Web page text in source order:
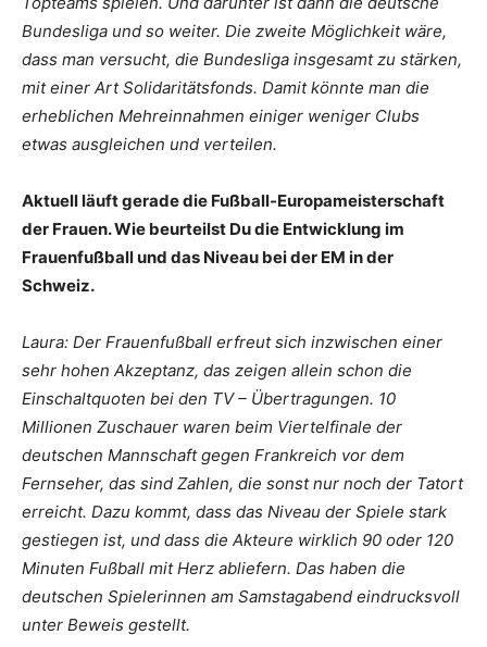
Bundesliga und so weiter. Die zweite Möglichkeit wäre,
dass man versucht, die Bundesliga insgesamt zu stärken,
mit einer Art Solidaritätsfonds. Damit könnte man die
erheblichen Mehreinnahmen einiger weniger Clubs
etwas ausgleichen und verteilen.
Aktuell läuft gerade die Fußball-Europameisterschaft
der Frauen. Wie beurteilst Du die Entwicklung im
Frauenfußball und das Niveau bei der EM in der
Schweiz.
Laura: Der Frauenfußball erfreut sich inzwischen einer
sehr hohen Akzeptanz, das zeigen allein schon die
Einschaltquoten bei den TV – Übertragungen. 10
Millionen Zuschauer waren beim Viertelfinale der
deutschen Mannschaft gegen Frankreich vor dem
Fernseher, das sind Zahlen, die sonst nur noch der Tatort
erreicht. Dazu kommt, dass das Niveau der Spiele stark
gestiegen ist, und dass die Akteure wirklich 90 oder 120
Minuten Fußball mit Herz abliefern. Das haben die
deutschen Spielerinnen am Samstagabend eindrucksvoll
unter Beweis gestellt.